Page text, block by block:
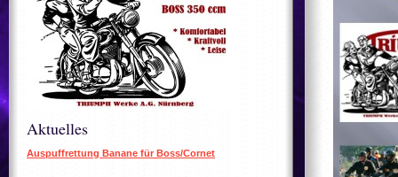
Aktuelles
Auspuffrettung Banane für Boss/Cornet